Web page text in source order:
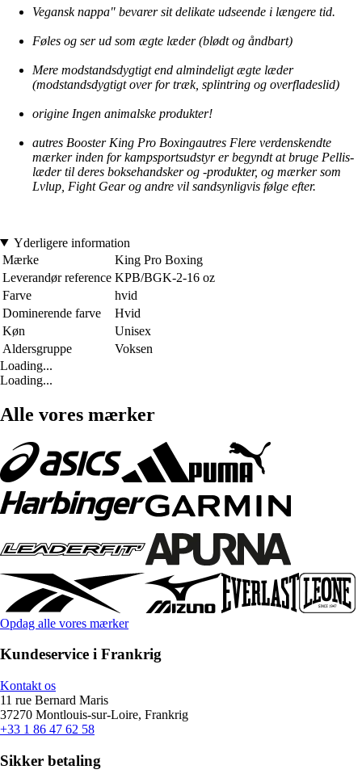
Vegansk nappa" bevarer sit delikate udseende i længere tid.
Føles og ser ud som ægte læder (blødt og åndbart)
Mere modstandsdygtigt end almindeligt ægte læder
(modstandsdygtigt over for træk, splintring og overfladeslid)
origine Ingen animalske produkter!
autres Booster King Pro Boxingautres Flere verdenskendte
mærker inden for kampsportsudstyr er begyndt at bruge Pellis-
læder til deres boksehandsker og -produkter, og mærker som
Lvlup, Fight Gear og andre vil sandsynligvis følge efter.
Yderligere information
Mærke
King Pro Boxing
Leverandør reference KPB/BGK-2-16 oz
Farve
hvid
Dominerende farve
Hvid
Køn
Unisex
Aldersgruppe
Voksen
Loading...
Loading...
Alle vores mærker
Opdag alle vores mærker
Kundeservice i Frankrig
Kontakt os
11 rue Bernard Maris
37270 Montlouis-sur-Loire, Frankrig
+33 1 86 47 62 58
Sikker betaling